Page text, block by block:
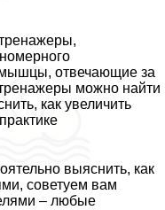
мышцы, отвечающие за
можно найти
как увеличить
выяснить, как
советуем вам
– любые